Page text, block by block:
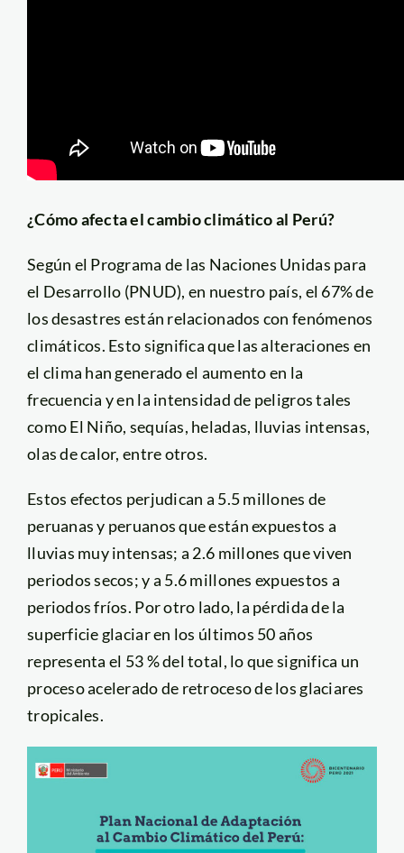
¿Cómo afecta el cambio climático al Perú?
Según el Programa de las Naciones Unidas para
el Desarrollo (PNUD), en nuestro país, el 67% de
los desastres están relacionados con fenómenos
climáticos. Esto significa que las alteraciones en
el clima han generado el aumento en la
frecuencia y en la intensidad de peligros tales
como El Niño, sequías, heladas, lluvias intensas,
olas de calor, entre otros.
Estos efectos perjudican a 5.5 millones de
peruanas y peruanos que están expuestos a
lluvias muy intensas; a 2.6 millones que viven
periodos secos; y a 5.6 millones expuestos a
periodos fríos. Por otro lado, la pérdida de la
superficie glaciar en los últimos 50 años
representa el 53 % del total, lo que significa un
proceso acelerado de retroceso de los glaciares
tropicales.